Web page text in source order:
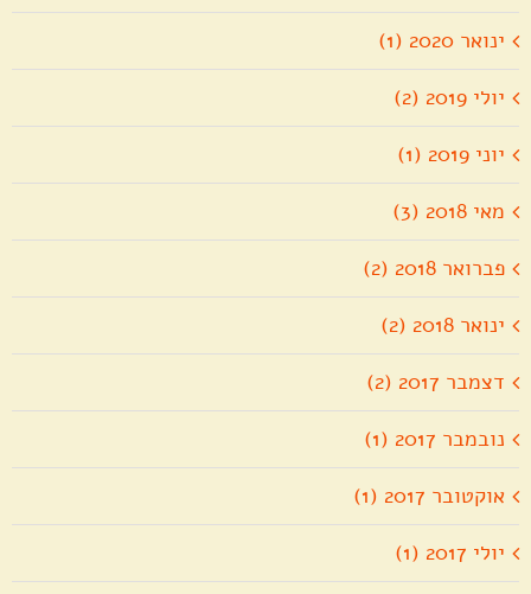
ינואר 2020 (1)
יולי 2019 (2)
יוני 2019 (1)
מאי 2018 (3)
פברואר 2018 (2)
ינואר 2018 (2)
דצמבר 2017 (2)
נובמבר 2017 (1)
אוקטובר 2017 (1)
יולי 2017 (1)